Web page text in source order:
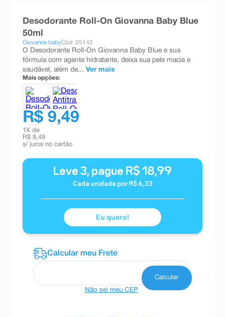
Desodorante Roll-On Giovanna Baby Blue
50ml
Giovanna babyCód: 25145
O Desodorante Roll-On Giovanna Baby Blue e sua
fórmula com agente hidratante, deixa sua pele macia e
saudável, além de... Ver mais
Mais opções:
R$ 9,49
1 X de
R$ 9,49
s/ juros no cartão
Leve 3, pague R$ 18,99
Cada unidade por R$ 6,33
Eu quero!
Não sei meu CEP
esmalte
10ºabsorvente